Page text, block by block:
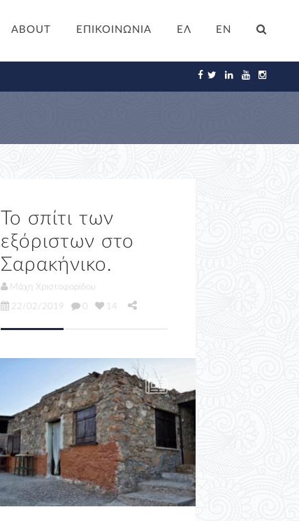
ABOUT ΕΠΙΚΟΙΝΩΝΙΑ ΕΛ EN
Το σπίτι των
εξόριστων στο
Σαρακήνικο.
Μάχη Χριστοφορίδου
22/02/2019
0 14